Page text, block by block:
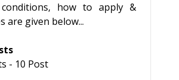
how to apply &
are given below...
- 10 Post